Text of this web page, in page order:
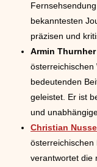
bekanntesten
präzisen und
Armin Thurnher
österreichischen
bedeutenden
geleistet. Er ist
und
Christian
österreichischen
verantwortet die